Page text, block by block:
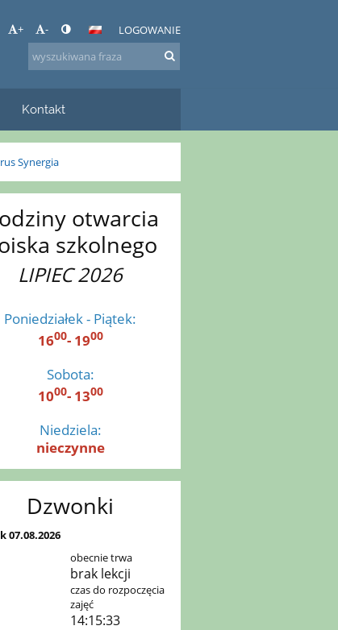
+ - LOGOWANIE
Kontakt
otwarcia
szkolnego
LIPIEC 2026
Poniedziałek - Piątek:
1600- 1900
Sobota:
1000- 1300
Niedziela:
nieczynne
Dzwonki
07.08.2026
obecnie trwa
brak lekcji
czas do rozpoczęcia
zajęć
14:15:32